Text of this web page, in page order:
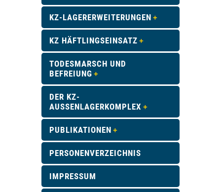
KZ-LAGERERWEITERUNGEN
KZ HÄFTLINGSEINSATZ
TODESMARSCH UND
BEFREIUNG
DER KZ-
AUSSENLAGERKOMPLEX
PUBLIKATIONEN
PERSONENVERZEICHNIS
IMPRESSUM